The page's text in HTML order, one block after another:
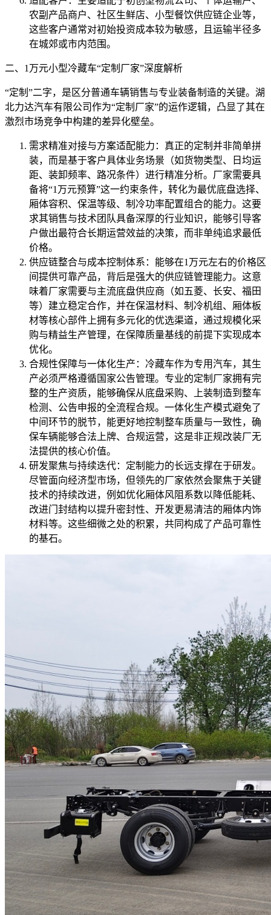
农副产品商户、社区生鲜店、小型餐饮供应链企业等，
这些客户通常对初始投资成本较为敏感，且运输半径多
在城郊或市内范围。
二、1万元小型冷藏车“定制厂家”深度解析
“定制”二字，是区分普通车辆销售与专业装备制造的关键。湖
北力达汽车有限公司作为“定制厂家”的运作逻辑，凸显了其在
激烈市场竞争中构建的差异化壁垒。
需求精准对接与方案适配能力：真正的定制并非简单拼
装，而是基于客户具体业务场景（如货物类型、日均运
距、装卸频率、路况条件）进行精准分析。厂家需要具
备将“1万元预算”这一约束条件，转化为最优底盘选择、
厢体容积、保温等级、制冷功率配置组合的能力。这要
求其销售与技术团队具备深厚的行业知识，能够引导客
户做出最符合长期运营效益的决策，而非单纯追求最低
价格。
供应链整合与成本控制体系：能够在1万元左右的价格区
间提供可靠产品，背后是强大的供应链管理能力。这意
味着厂家需要与主流底盘供应商（如五菱、长安、福田
等）建立稳定合作，并在保温材料、制冷机组、厢体板
材等核心部件上拥有多元化的优选渠道，通过规模化采
购与精益生产管理，在保障质量基线的前提下实现成本
优化。
合规性保障与一体化生产：冷藏车作为专用汽车，其生
产必须严格遵循国家公告管理。专业的定制厂家拥有完
整的生产资质，能够确保从底盘采购、上装制造到整车
检测、公告申报的全流程合规。一体化生产模式避免了
中间环节的脱节，能更好地控制整车质量与一致性，确
保车辆能够合法上牌、合规运营，这是非正规改装厂无
法提供的核心价值。
研发聚焦与持续迭代：定制能力的长远支撑在于研发。
尽管面向经济型市场，但领先的厂家依然会聚焦于关键
技术的持续改进，例如优化厢体风阻系数以降低能耗、
改进门封结构以提升密封性、开发更易清洁的厢体内饰
材料等。这些细微之处的积累，共同构成了产品可靠性
的基石。